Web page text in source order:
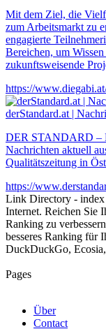
Mit dem Ziel, die
zum Arbeitsmarkt zu
engagierte
Bereichen, um
zukunftsweisende
https://
derStandard.at |
DER STANDARD –
Nachrichten aktuell
Qualitätszeitung in
https://
Link Directory - index
Internet. Reichen Sie
Ranking zu
besseres Ranking für
DuckDuckGo, Ecosia,
Pages
Über
Contact